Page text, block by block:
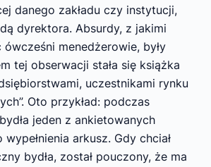
danego zakładu czy instytucji,
dyrektora. Absurdy, z jakimi
menedżerowie, były
tej obserwacji stała się książka
uczestnikami rynku
Oto przykład: podczas
jeden z ankietowanych
wypełnienia arkusz. Gdy chciał
bydła, został pouczony, że ma